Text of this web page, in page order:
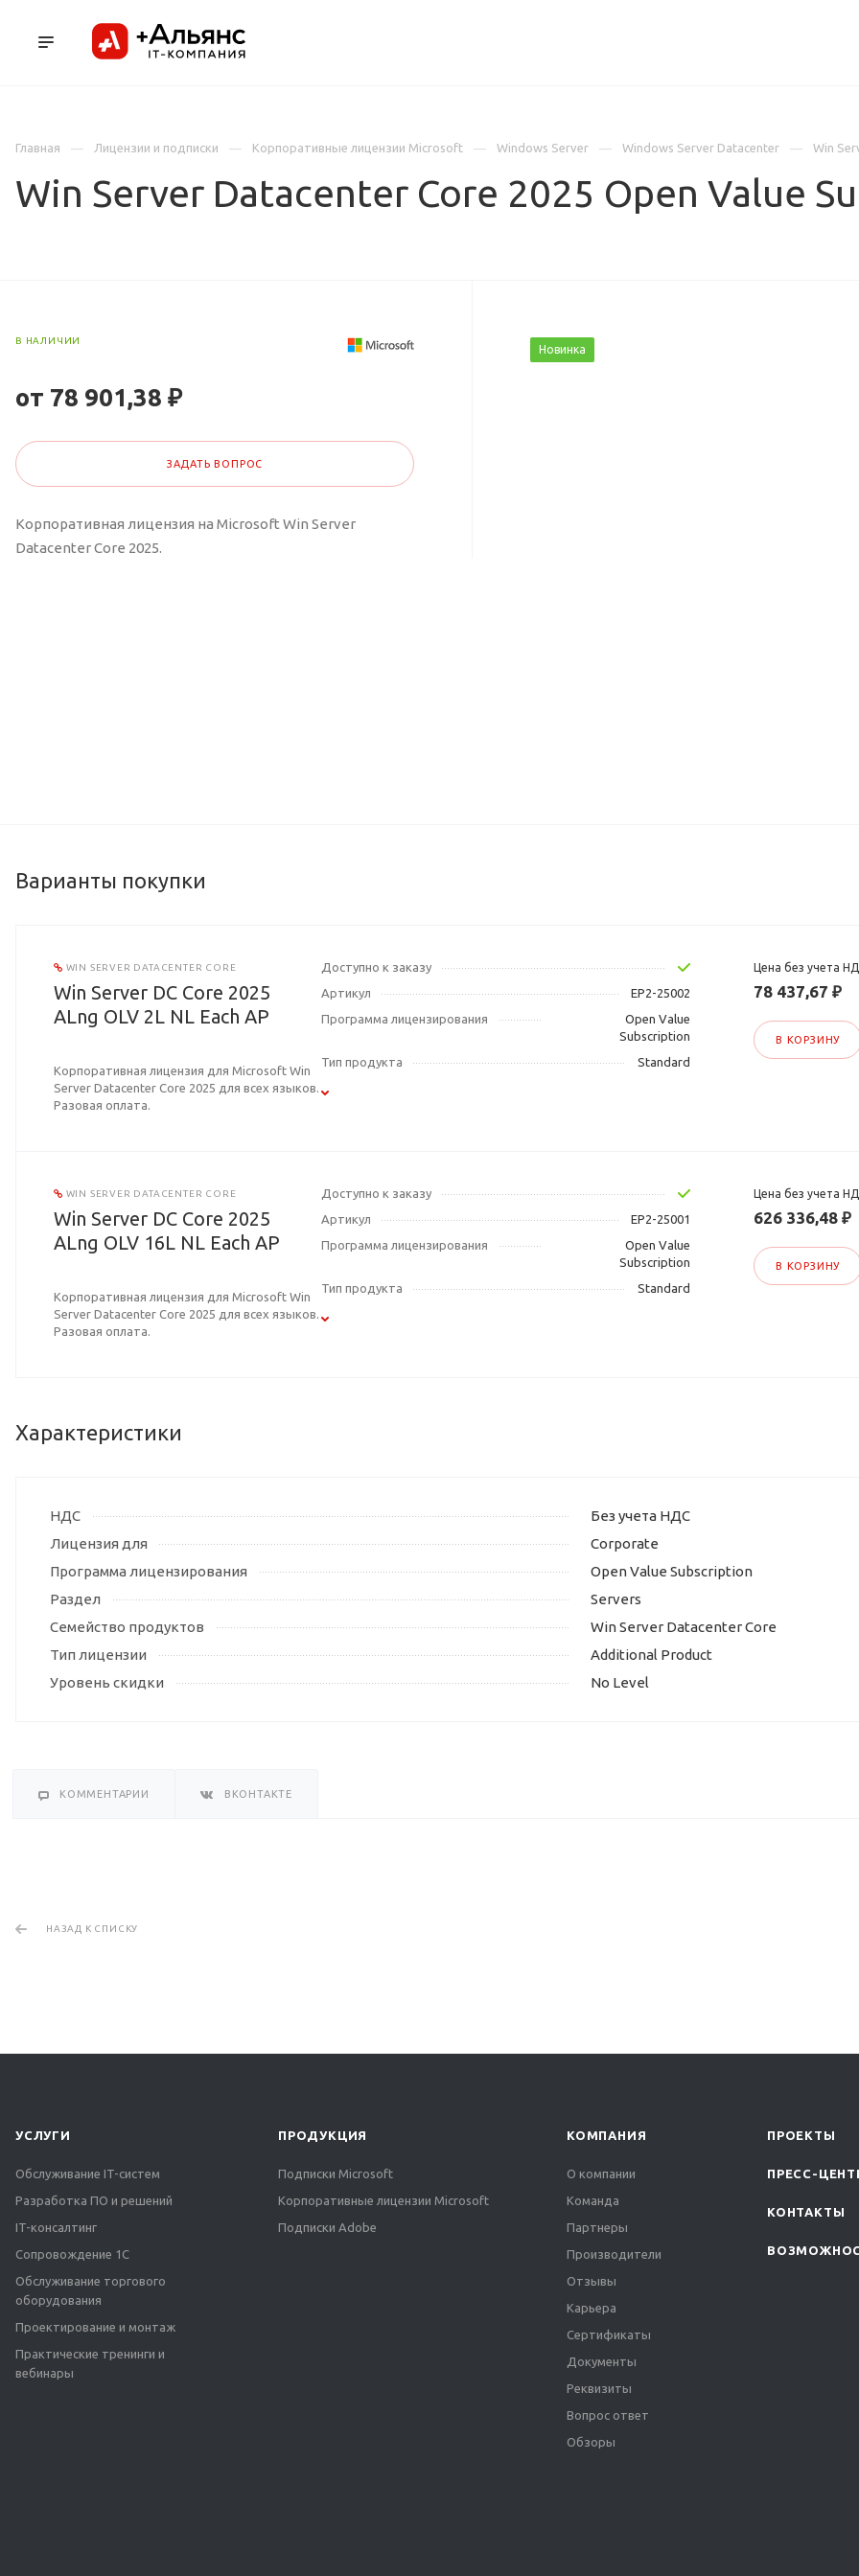
Главная
Лицензии и подписки Корпоративные лицензии Microsoft Windows Server Windows Server Datacenter Win
Win Server Datacenter Core 2025 Open Value
В НАЛИЧИИ
от 78 901,38 ₽
ЗАДАТЬ ВОПРОС
Корпоративная лицензия на Microsoft Win Server
Datacenter Core 2025.
Новинка
Варианты покупки
WIN SERVER DATACENTER CORE
Win Server DC Core 2025
ALng OLV 2L NL Each AP
Корпоративная лицензия для Microsoft Win
Server Datacenter Core 2025 для всех языков.
Разовая оплата.
Доступно к заказу
Артикул
EP2-25002
Программа лицензирования
Open Value
Subscription
Тип продукта
Standard
Цена без учета
78 437,67 ₽
В КОРЗИНУ
WIN SERVER DATACENTER CORE
Win Server DC Core 2025
ALng OLV 16L NL Each AP
Корпоративная лицензия для Microsoft Win
Server Datacenter Core 2025 для всех языков.
Разовая оплата.
Доступно к заказу
Артикул
EP2-25001
Программа лицензирования
Open Value
Subscription
Тип продукта
Standard
Цена без учета
626 336,48 ₽
В КОРЗИНУ
Характеристики
НДС
Без учета НДС
Лицензия для
Corporate
Программа лицензирования
Open Value Subscription
Раздел
Servers
Семейство продуктов
Win Server Datacenter Core
Тип лицензии
Additional Product
Уровень скидки
No Level
КОММЕНТАРИИ ВКОНТАКТЕ
НАЗАД К СПИСКУ
УСЛУГИ
Обслуживание IT-систем
Разработка ПО и решений
IT-консалтинг
Сопровождение 1С
Обслуживание торгового
оборудования
Проектирование и монтаж
Практические тренинги и
вебинары
ПРОДУКЦИЯ
Подписки Microsoft
Корпоративные лицензии Microsoft
Подписки Adobe
КОМПАНИЯ
О компании
Команда
Партнеры
Производители
Отзывы
Карьера
Сертификаты
Документы
Реквизиты
Вопрос ответ
Обзоры
ПРОЕКТЫ
ПРЕСС-
КОНТАКТЫ